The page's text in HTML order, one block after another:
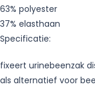
63% polyester
37% elasthaan
Specificatie:
fixeert urinebeenzak
als alternatief voor